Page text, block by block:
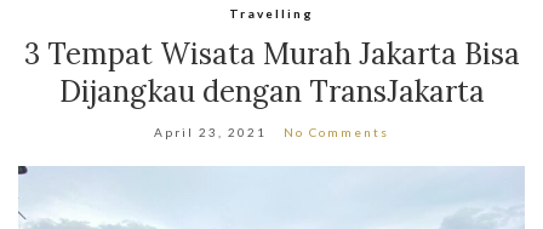
Travelling
3 Tempat Wisata Murah Jakarta Bisa
Dijangkau dengan TransJakarta
April 23, 2021 No Comments